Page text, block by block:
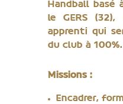
Handball basé
le GERS
apprenti qui
du club à 100%.
Missions :
Encadrer,